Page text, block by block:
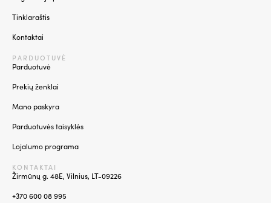
Tinklaraštis
Kontaktai
PARDUOTUVĖ
Parduotuvė
Prekių ženklai
Mano paskyra
Parduotuvės taisyklės
Lojalumo programa
KONTAKTAI
Žirmūnų g. 48E, Vilnius, LT-09226
+370 600 08 995